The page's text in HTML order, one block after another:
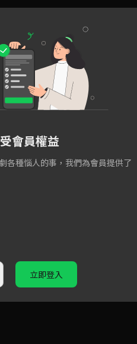
糕＋超浪
會員權益
各種惱人的事，我們為會員提供了
立即登入